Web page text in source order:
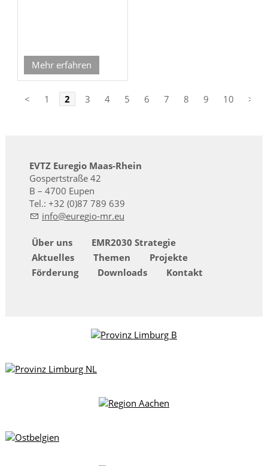
Mehr erfahren
< 1 2 3 4 5 6 7 8 9 10 >
EVTZ Euregio Maas-Rhein
Gospertstraße 42
B – 4700 Eupen
Tel.: +32 (0)87 789 639
nf
r g -mr
Über uns
EMR2030 Strategie
Aktuelles
Themen
Projekte
Förderung
Downloads Kontakt